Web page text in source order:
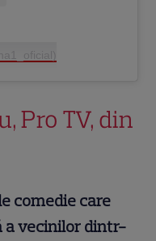
Pro TV, din
comedie care
a vecinilor dintr-